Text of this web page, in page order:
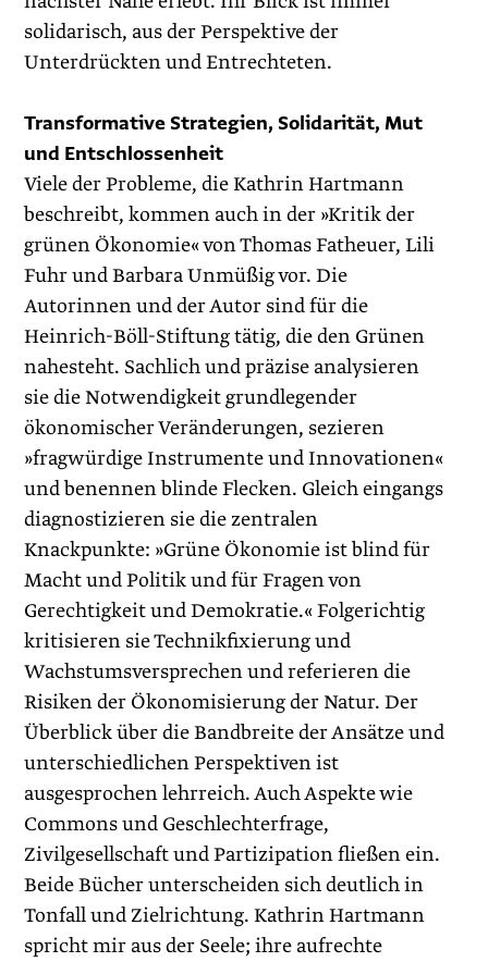
solidarisch, aus der Perspektive der
Unterdrückten und Entrechteten.
Transformative Strategien, Solidarität, Mut
und Entschlossenheit
Viele der Probleme, die Kathrin Hartmann
beschreibt, kommen auch in der »Kritik der
grünen Ökonomie« von Thomas ­Fatheuer, Lili
Fuhr und Barbara Unmüßig vor. Die
Autorinnen und der Autor sind für die
Heinrich-Böll-Stiftung tätig, die den Grünen
nahesteht. Sachlich und präzise analysieren
sie die Notwendigkeit grundlegender
ökonomischer Veränderungen, sezieren
»fragwürdige Ins­trumente und Innovationen«
und benennen blinde Flecken. Gleich eingangs
diagnostizieren sie die zentralen
Knackpunkte: »Grüne Ökonomie ist blind für
Macht und Politik und für Fragen von
Gerechtigkeit und Demokratie.« Folgerichtig
kritisieren sie Technik­fixierung und
Wachstumsversprechen und referieren die
Risiken der Ökonomisierung der Natur. Der
Überblick über die Bandbreite der Ansätze und
unterschiedlichen Perspektiven ist
ausgesprochen lehrreich. Auch Aspekte wie
Commons und Geschlechterfrage,
Zivilgesellschaft und Partizipation fließen ein.
Beide Bücher unterscheiden sich deutlich in
Tonfall und Zielrichtung. Kath­rin Hartmann
spricht mir aus der Seele; ihre aufrechte